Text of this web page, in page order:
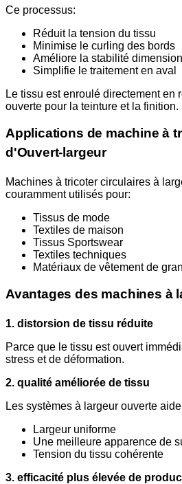
Ce processus:
Réduit la tension du tissu
Minimise le curling des bords
Améliore la stabilité
Simplifie le traitement en aval
Le tissu est enroulé directement en
ouverte pour la teinture et la finition.
Applications de machine à
d'Ouvert-largeur
Machines à tricoter circulaires à
couramment utilisés pour:
Tissus de mode
Textiles de maison
Tissus Sportswear
Textiles techniques
Matériaux de vêtement de
Avantages des machines à
1. distorsion de tissu réduite
Parce que le tissu est ouvert
stress et de déformation.
2. qualité améliorée de tissu
Les systèmes à largeur ouverte
Largeur uniforme
Une meilleure apparence de
Tension du tissu cohérente
3. efficacité plus élevée de